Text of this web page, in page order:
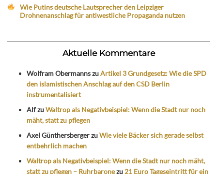
Wie Putins deutsche Lautsprecher den Leipziger
Drohnenanschlag für antiwestliche Propaganda nutzen
Aktuelle Kommentare
Wolfram ObermannszuArtikel 3 Grundgesetz: Wie die SPD
den islamistischen Anschlag auf den CSD Berlin
instrumentalisiert
AlfzuWaltrop als Negativbeispiel: Wenn die Stadt nur noch
mäht, statt zu pflegen
Axel GünthersbergerzuWie viele Bäcker sich gerade selbst
entbehrlich machen
Waltrop als Negativbeispiel: Wenn die Stadt nur noch mäht,
statt zu pflegen – Ruhrbaronezu 21 Euro Tageseintritt für ein